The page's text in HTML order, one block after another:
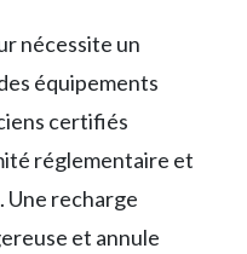
nécessite un
équipements
certifiés
réglementaire et
Une recharge
et annule